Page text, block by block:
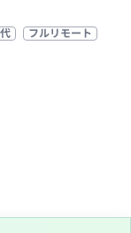
フルリモート